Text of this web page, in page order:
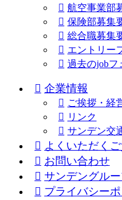
航空事業部
保険部募集
総合職募集
エントリー
過去のjobフ
企業情報
ご挨拶・経
リンク
サンデン交
よくいただく
お問い合わせ
サンデングル
プライバシー